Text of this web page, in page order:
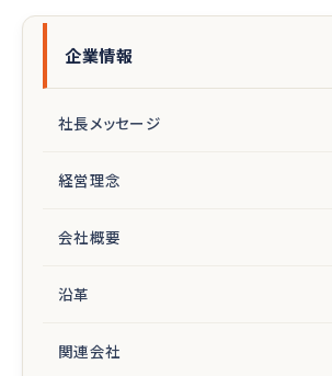
企業情報
社長メッセージ
経営理念
会社概要
沿革
関連会社